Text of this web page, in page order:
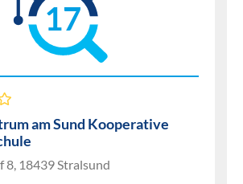
17
am Sund Kooperative
8, 18439 Stralsund